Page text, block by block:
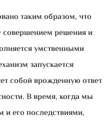
таким образом, что
решения и
умственными
запускается
собой врожденную ответ
В время, когда мы
его последствиями,